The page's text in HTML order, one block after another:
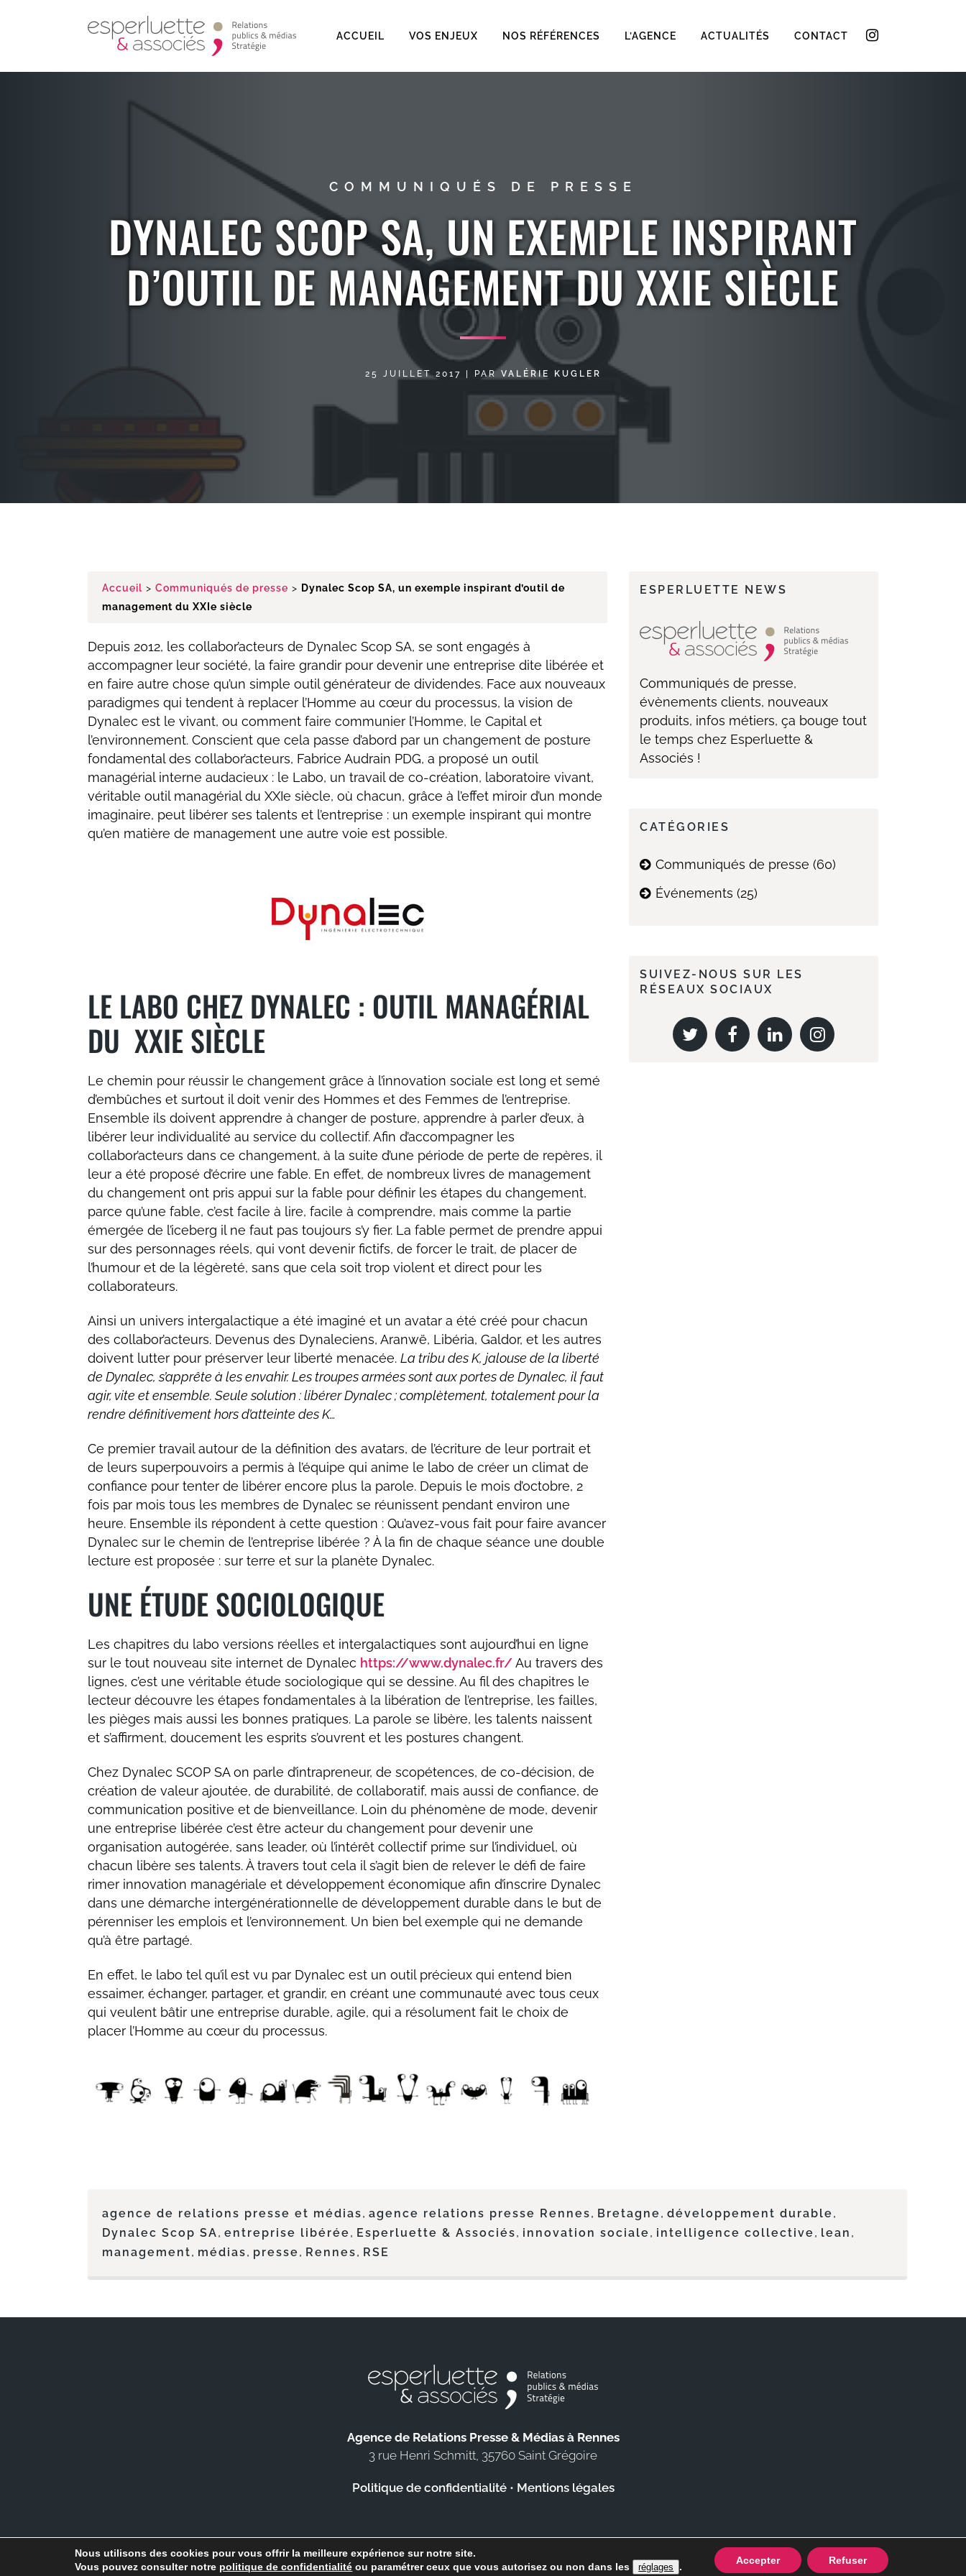
ACCUEIL VOS ENJEUX NOS RÉFÉRENCES L’AGENCE ACTUALITÉS CONTACT
COMMUNIQUÉS DE PRESSE
DYNALEC SCOP SA, UN EXEMPLE INSPIRANT
D’OUTIL DE MANAGEMENT DU XXIE SIÈCLE
25 JUILLET 2017 PAR VALÉRIE KUGLER
Accueil > Communiqués de presse > Dynalec Scop SA, un exemple inspirant d’outil de
management du XXIe siècle
Depuis 2012, les collabor’acteurs de Dynalec Scop SA, se sont engagés à
accompagner leur société, la faire grandir pour devenir une entreprise dite libérée et
en faire autre chose qu’un simple outil générateur de dividendes. Face aux nouveaux
paradigmes qui tendent à replacer l’Homme au cœur du processus, la vision de
Dynalec est le vivant, ou comment faire communier l’Homme, le Capital et
l’environnement. Conscient que cela passe d’abord par un changement de posture
fondamental des collabor’acteurs, Fabrice Audrain PDG, a proposé un outil
managérial interne audacieux : le Labo, un travail de co-création, laboratoire vivant,
véritable outil managérial du XXIe siècle, où chacun, grâce à l’effet miroir d’un monde
imaginaire, peut libérer ses talents et l’entreprise : un exemple inspirant qui montre
qu’en matière de management une autre voie est possible.
LE LABO CHEZ DYNALEC : OUTIL MANAGÉRIAL
DU XXIE SIÈCLE
Le chemin pour réussir le changement grâce à l’innovation sociale est long et semé
d’embûches et surtout il doit venir des Hommes et des Femmes de l’entreprise.
Ensemble ils doivent apprendre à changer de posture, apprendre à parler d’eux, à
libérer leur individualité au service du collectif. Afin d’accompagner les
collabor’acteurs dans ce changement, à la suite d’une période de perte de repères, il
leur a été proposé d’écrire une fable. En effet, de nombreux livres de management
du changement ont pris appui sur la fable pour définir les étapes du changement,
parce qu’une fable, c’est facile à lire, facile à comprendre, mais comme la partie
émergée de l’iceberg il ne faut pas toujours s’y fier. La fable permet de prendre appui
sur des personnages réels, qui vont devenir fictifs, de forcer le trait, de placer de
l’humour et de la légèreté, sans que cela soit trop violent et direct pour les
collaborateurs.
Ainsi un univers intergalactique a été imaginé et un avatar a été créé pour chacun
des collabor’acteurs. Devenus des Dynaleciens, Aranwë, Libéria, Galdor, et les autres
doivent lutter pour préserver leur liberté menacée. La tribu des K, jalouse de la liberté
de Dynalec, s’apprête à les envahir. Les troupes armées sont aux portes de Dynalec, il faut
agir, vite et ensemble. Seule solution : libérer Dynalec ; complètement, totalement pour la
rendre définitivement hors d’atteinte des K…
Ce premier travail autour de la définition des avatars, de l’écriture de leur portrait et
de leurs superpouvoirs a permis à l’équipe qui anime le labo de créer un climat de
confiance pour tenter de libérer encore plus la parole. Depuis le mois d’octobre, 2
fois par mois tous les membres de Dynalec se réunissent pendant environ une
heure. Ensemble ils répondent à cette question : Qu’avez-vous fait pour faire avancer
Dynalec sur le chemin de l’entreprise libérée ? À la fin de chaque séance une double
lecture est proposée : sur terre et sur la planète Dynalec.
UNE ÉTUDE SOCIOLOGIQUE
Les chapitres du labo versions réelles et intergalactiques sont aujourd’hui en ligne
sur le tout nouveau site internet de Dynalec https://www.dynalec.fr/Au travers des
lignes, c’est une véritable étude sociologique qui se dessine. Au fil des chapitres le
lecteur découvre les étapes fondamentales à la libération de l’entreprise, les failles,
les pièges mais aussi les bonnes pratiques. La parole se libère, les talents naissent
et s’affirment, doucement les esprits s’ouvrent et les postures changent.
Chez Dynalec SCOP SA on parle d’intrapreneur, de scopétences, de co-décision, de
création de valeur ajoutée, de durabilité, de collaboratif, mais aussi de confiance, de
communication positive et de bienveillance. Loin du phénomène de mode, devenir
une entreprise libérée c’est être acteur du changement pour devenir une
organisation autogérée, sans leader, où l’intérêt collectif prime sur l’individuel, où
chacun libère ses talents. À travers tout cela il s’agit bien de relever le défi de faire
rimer innovation managériale et développement économique afin d’inscrire Dynalec
dans une démarche intergénérationnelle de développement durable dans le but de
pérenniser les emplois et l’environnement. Un bien bel exemple qui ne demande
qu’à être partagé.
En effet, le labo tel qu’il est vu par Dynalec est un outil précieux qui entend bien
essaimer, échanger, partager, et grandir, en créant une communauté avec tous ceux
qui veulent bâtir une entreprise durable, agile, qui a résolument fait le choix de
placer l’Homme au cœur du processus.
ESPERLUETTE NEWS
Communiqués de presse,
évènements clients, nouveaux
produits, infos métiers, ça bouge tout
le temps chez Esperluette &
Associés !
CATÉGORIES
Communiqués de presse (60)
Événements (25)
SUIVEZ-NOUS SUR LES
RÉSEAUX SOCIAUX
agence de relations presse et médias, agence relations presse Rennes, Bretagne , développement durable ,
Dynalec Scop SA, entreprise libérée , Esperluette & Associés, innovation sociale , intelligence collective , lean ,
management, médias, presse , Rennes, RSE
Agence de Relations Presse & Médias à Rennes
3 rue Henri Schmitt, 35760 Saint Grégoire
Politique de confidentialité• Mentions légales
© 2019-2025 Agence de Relations Presse Esperluette & Associés - Tous droits réservés
Création de sites web à Rennes : www.clementdroff.fr
Nous utilisons des cookies pour vous offrir la meilleure expérience sur notre site.
Vous pouvez consulter notre politique de confidentialité ou paramétrer ceux que vous autorisez ou non dans les réglages .
Accepter Refuser